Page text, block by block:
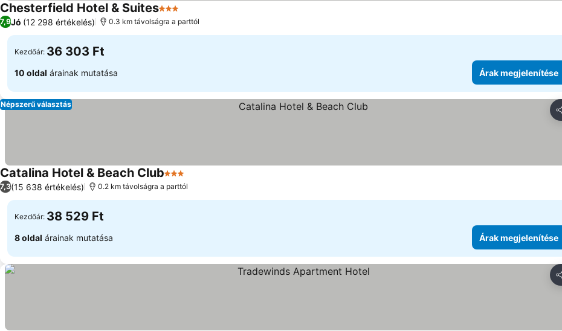
Chesterfield Hotel & Suites3 Kategória
7,9Jó (12 298 értékelés) 0.3 km távolságra a parttól
Kezdőár: 36 303 Ft
10 oldal árainak mutatása Árak megjelenítése
Népszerű választás
Catalina Hotel & Beach Club3 Kategória
7,3(15 638 értékelés) 0.2 km távolságra a parttól
Kezdőár: 38 529 Ft
8 oldal árainak mutatása Árak megjelenítése